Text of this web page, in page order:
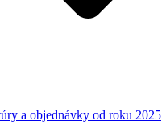
a objednávky od roku 2025